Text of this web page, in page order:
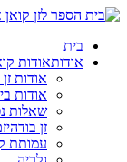
בית
אודותאודות
אודות
אודות
שאלות
זן
עמותת